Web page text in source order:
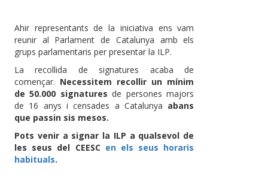
Ahir representants de la iniciativa ens vam
reunir al Parlament de Catalunya amb els
grups parlamentaris per presentar la ILP.
La recollida de signatures acaba de
començar. Necessitem recollir un mínim
de 50.000 signatures de persones majors
de 16 anys i censades a Catalunya abans
que passin sis mesos.
Pots venir a signar la ILP a qualsevol de
les seus del CEESC en els seus horaris
habituals.